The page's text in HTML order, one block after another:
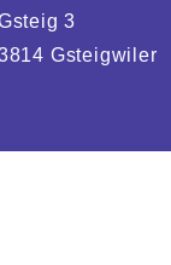
3
Gsteigwiler